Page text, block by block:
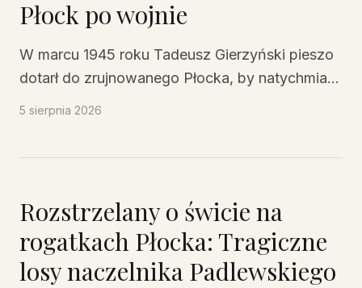
Płock po wojnie
W marcu 1945 roku Tadeusz Gierzyński pieszo
dotarł do zrujnowanego Płocka, by natychmiast
miasta i regionu.
5 sierpnia 2026
Rozstrzelany o świcie na
rogatkach Płocka: Tragiczne
losy naczelnika Padlewskiego